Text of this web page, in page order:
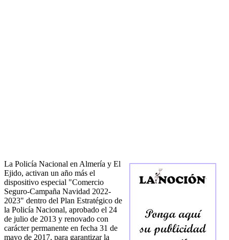
La Policía Nacional en Almería y El
Ejido, activan un año más el
dispositivo especial "Comercio
Seguro-Campaña Navidad 2022-
2023" dentro del Plan Estratégico de
la Policía Nacional, aprobado el 24
de julio de 2013 y renovado con
carácter permanente en fecha 31 de
mayo de 2017, para garantizar la